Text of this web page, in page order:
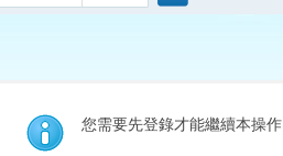
索
您需要先登錄才能繼續本操作